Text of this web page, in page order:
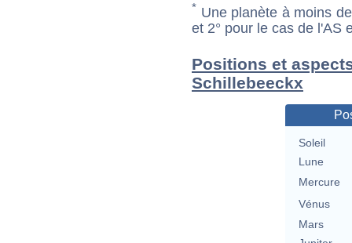
* Une planète à moins
et 2° pour le cas de l'AS
Positions et
Schillebeeckx
Soleil
Lune
Mercure
Vénus
Mars